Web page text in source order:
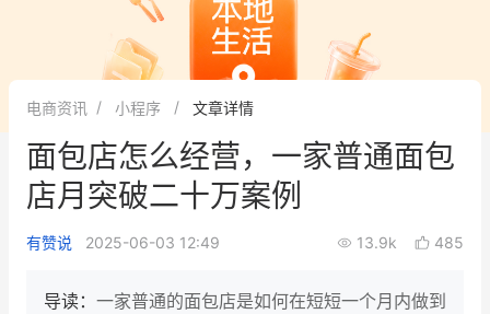
新零售最佳实践
面对面聊增长
新零售大会 新零售茶会
电商资讯 小程序 文章详情
面包店怎么经营，一家普通面包
店月突破二十万案例
有赞说 2025-06-03 12:49 13.9k 485
导读： 一家普通的面包店是如何在短短一个月内做到